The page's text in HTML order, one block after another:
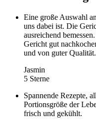
Eine große Auswahl
uns dabei ist. Die
ausreichend
Gericht gut
und von guter
Jasmin
5 Sterne
Spannende Rezepte,
Portionsgröße der
frisch und gekühlt.